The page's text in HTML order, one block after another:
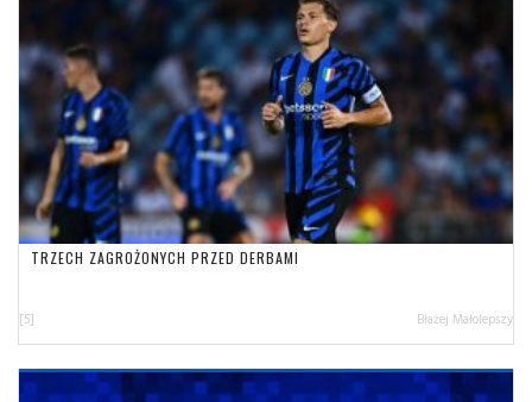
TRZECH ZAGROŻONYCH PRZED DERBAMI
[5] Błażej Małolepszy